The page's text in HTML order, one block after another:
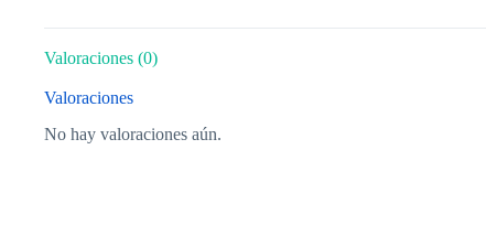
Valoraciones (0)
Valoraciones
No hay valoraciones aún.